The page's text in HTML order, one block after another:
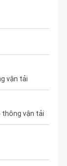
vận tải
thông vận tải